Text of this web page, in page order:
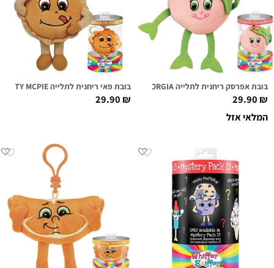
בובת אפרסק ריחנית לתלייה GEORGIA
29.90₪
המלאי אזל
בובת פאי ריחנית לתלייה MARTY MCPIE
29.90₪